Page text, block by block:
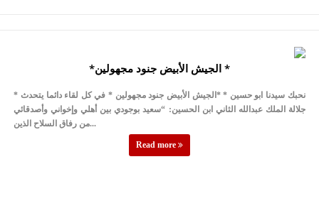
*الجيش الأبيض جنود مجهولين *
* نحبك سيدنا ابو حسين * *الجيش الأبيض جنود مجهولين * في كل لقاء دائما يتحدث
جلالة الملك عبدالله الثاني ابن الحسين: “سعيد بوجودي بين أهلي وإخواني وأصدقائي
من رفاق السلاح الذين...
Read more